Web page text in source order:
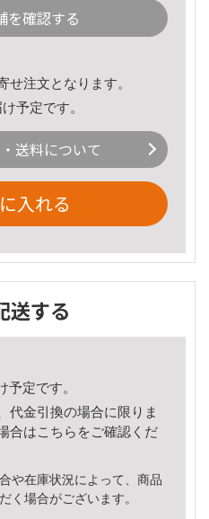
を確認する
せ注文となります。
予定です。
送料について
入れる
送する
予定です。
代金引換の場合に限りま
合はこちら をご確認くだ
や在庫状況によって、商品
く場合がございます。